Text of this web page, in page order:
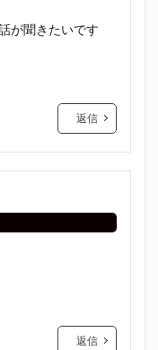
が聞きたいです
返信
返信